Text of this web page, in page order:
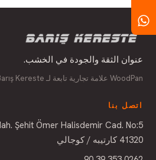
عنوان الثقة والجودة في الخشب.
WoodPan علامة تجارية تابعة لـ Barış Kereste. · منذ عام 1957
اتصل بنا
Şehit Ömer Halisdemir Cad. No:5
41320 كارتيبه / كوجالي